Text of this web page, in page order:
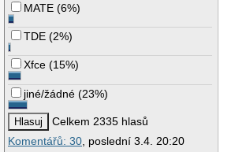
MATE (6%)
TDE (2%)
Xfce (15%)
jiné/žádné (23%)
Celkem 2335 hlasů
Komentářů: 30, poslední 3.4. 20:20